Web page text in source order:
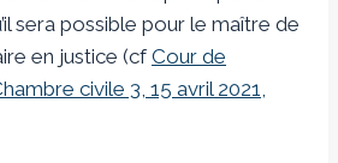
sera possible pour le maître de
en justice (cfCour de
civile 3, 15 avril 2021,